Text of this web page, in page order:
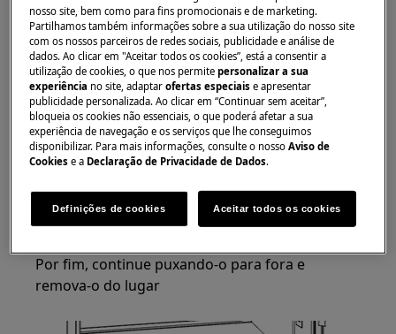
Observe que o reparo automático ou não
profissional pode ter consequências de segurança se
não for feito corretamente
MUDANÇA BASKET-CHILLER-CRISPER
Primeiro, puxe a cesta para fora até chegar à
Em seguida, puxe suavemente a parte frontal
para cima até que se solte das guias laterais.
Por fim, continue puxando-o para fora e
remova-o do lugar
nosso site, bem como para fins promocionais e de marketing.
Partilhamos também informações sobre a sua utilização do nosso site
com os nossos parceiros de redes sociais, publicidade e análise de
dados. Ao clicar em "Aceitar todos os cookies”, está a consentir a
utilização de cookies, o que nos permitepersonalizar a sua
experiência no site, adaptarofertas especiaise apresentar
publicidade personalizada. Ao clicar em “Continuar sem aceitar”,
bloqueia os cookies não essenciais, o que poderá afetar a sua
experiência de navegação e os serviços que lhe conseguimos
disponibilizar. Para mais informações, consulte o nossoAviso de
Cookies e a Declaração de Privacidade de Dados.
Definições de cookies Aceitar todos os cookies